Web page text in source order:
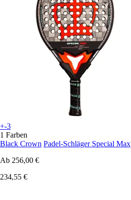
+-3
1 Farben
Black Crown Padel-Schläger Special Max
Ab 256,00 €
234,55 €